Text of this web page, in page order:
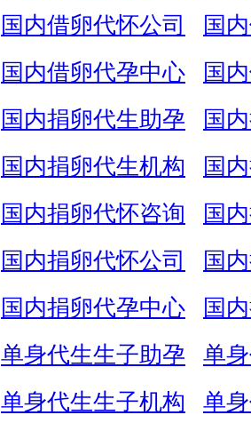
国内借卵代怀公司
国
国内借卵代孕中心
国
国内捐卵代生助孕
国
国内捐卵代生机构
国
国内捐卵代怀咨询
国
国内捐卵代怀公司
国
国内捐卵代孕中心
国
单身代生生子助孕
单
单身代生生子机构
单